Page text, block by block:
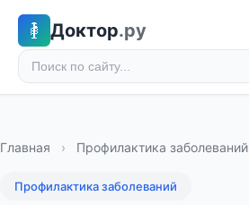
Доктор.ру
Главная › Профилактика заболеваний
Профилактика заболеваний